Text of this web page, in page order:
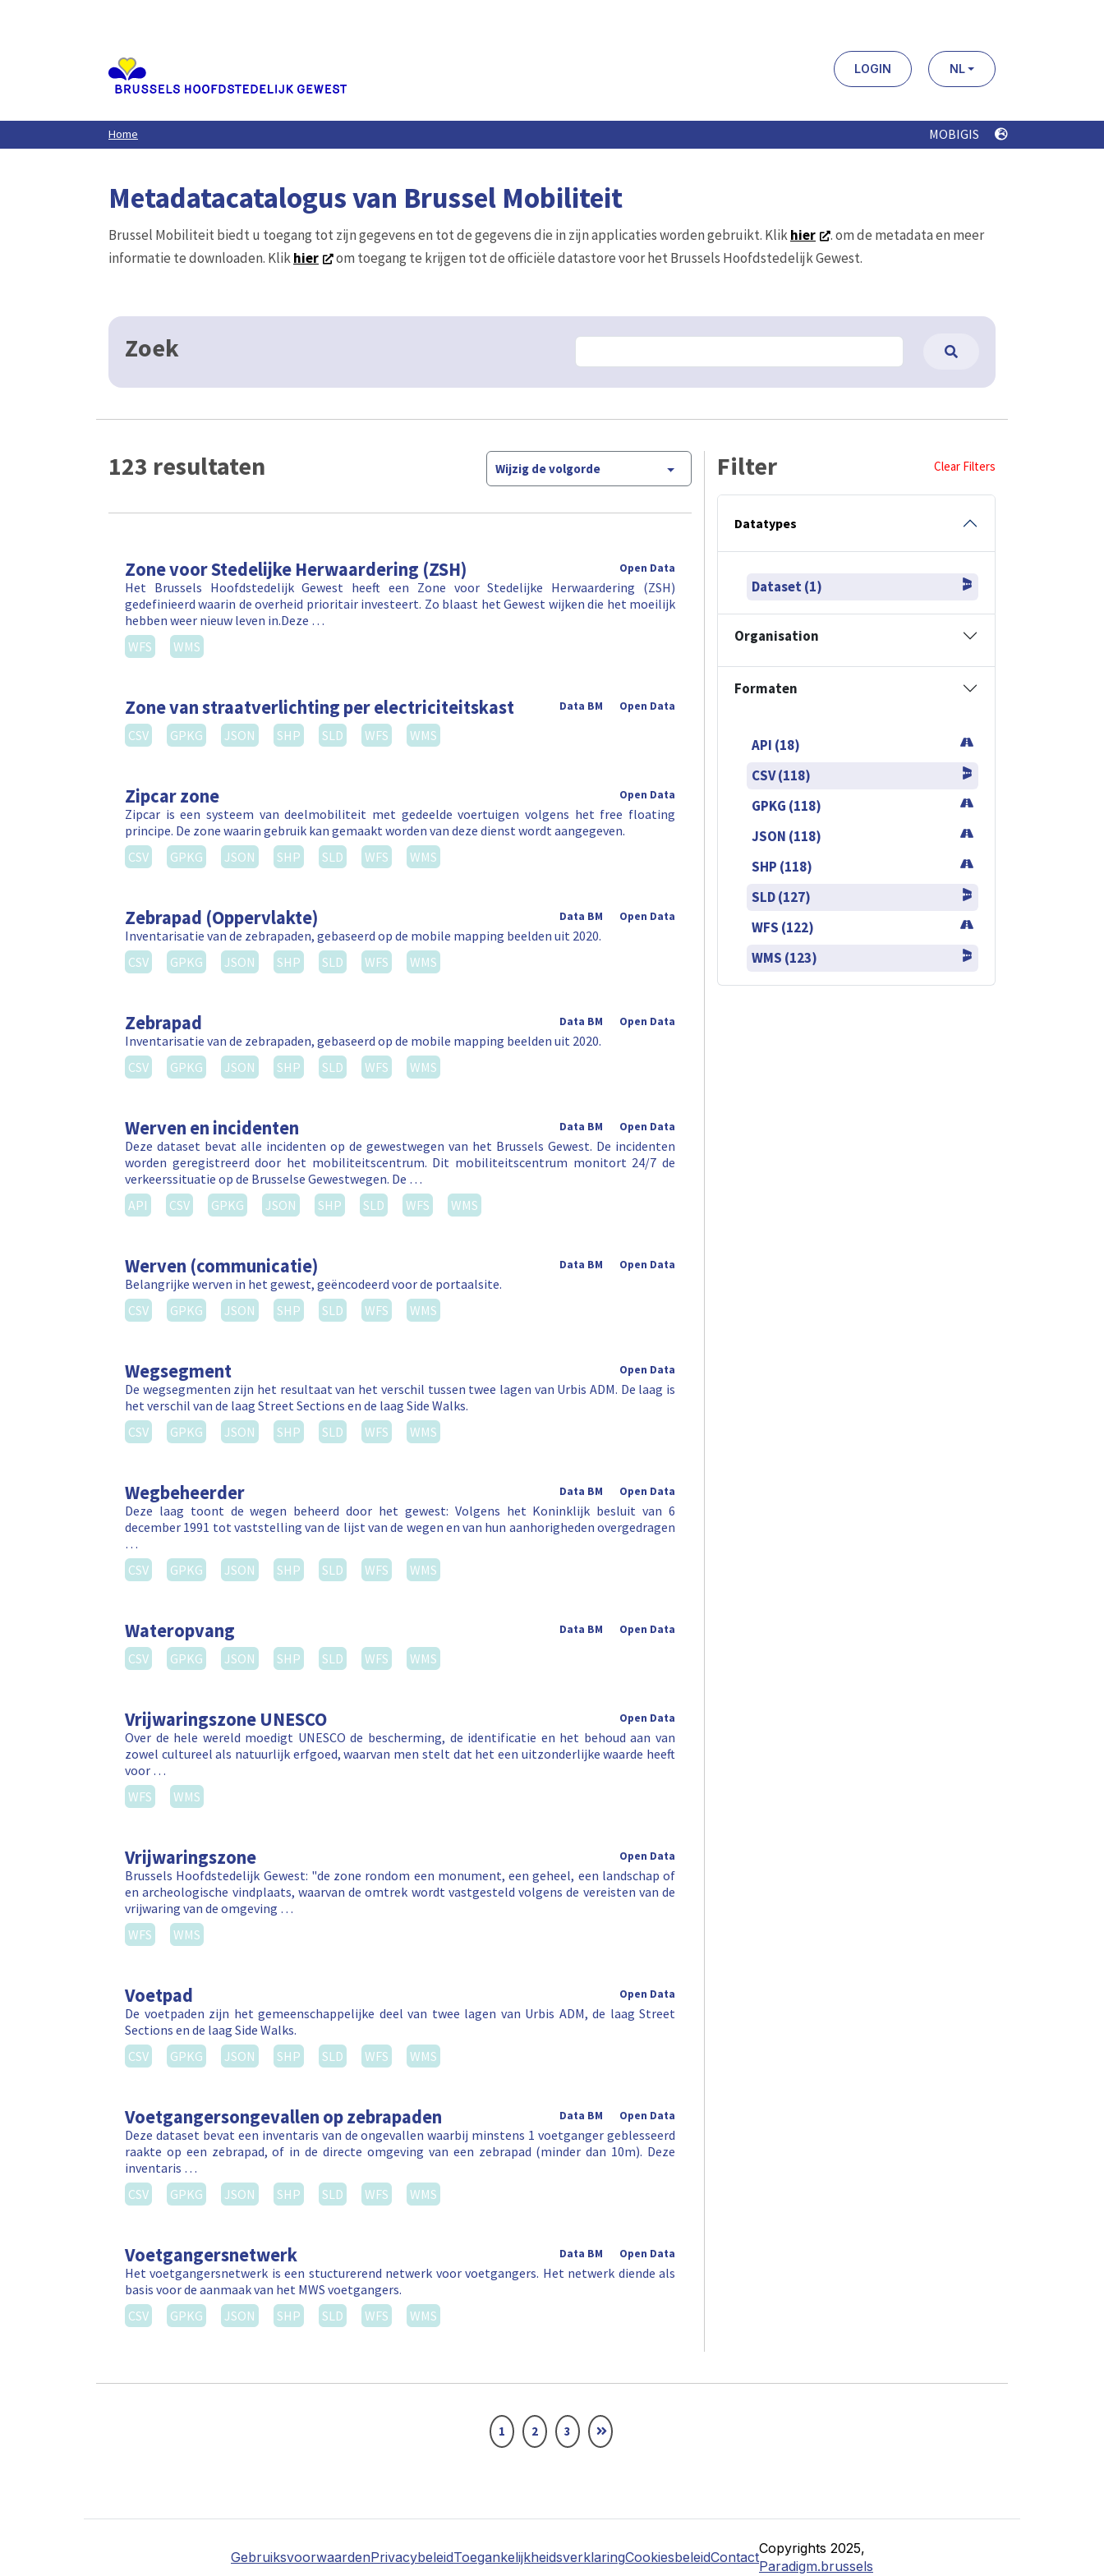
LOGIN NL
Home MOBIGIS
Metadatacatalogus van Brussel Mobiliteit
Brussel Mobiliteit biedt u toegang tot zijn gegevens en tot de gegevens die in zijn applicaties worden gebruikt. Klikhier
. om de metadata en meer
informatie te downloaden. Klikhier om toegang te krijgen tot de officiële datastore voor het Brussels Hoofdstedelijk Gewest.
Zoek
123 resultaten Wijzig de volgorde
Zone voor Stedelijke Herwaardering (ZSH) Open Data
Het Brussels Hoofdstedelijk Gewest heeft een Zone voor Stedelijke Herwaardering (ZSH)
gedefinieerd waarin de overheid prioritair investeert. Zo blaast het Gewest wijken die het moeilijk
hebben weer nieuw leven in.Deze …
WFS
WMS
Zone van straatverlichting per electriciteitskast Open Data
Data BM
CSV GPKG JSON SHP SLD WFS WMS
Zipcar zone Open Data
Zipcar is een systeem van deelmobiliteit met gedeelde voertuigen volgens het free floating
principe. De zone waarin gebruik kan gemaakt worden van deze dienst wordt aangegeven.
CSV
GPKG JSON SHP SLD WFS WMS
Zebrapad (Oppervlakte) Open Data
Data BM
Inventarisatie van de zebrapaden, gebaseerd op de mobile mapping beelden uit 2020.
CSV
GPKG JSON SHP SLD WFS WMS
Zebrapad Open Data
Data BM
Inventarisatie van de zebrapaden, gebaseerd op de mobile mapping beelden uit 2020.
CSV
GPKG JSON SHP SLD WFS WMS
Werven en incidenten Open Data
Data BM
Deze dataset bevat alle incidenten op de gewestwegen van het Brussels Gewest. De incidenten
worden geregistreerd door het mobiliteitscentrum. Dit mobiliteitscentrum monitort 24/7 de
verkeerssituatie op de Brusselse Gewestwegen. De …
API
CSV GPKG JSON SHP SLD WFS WMS
Werven (communicatie) Open Data
Data BM
Belangrijke werven in het gewest, geëncodeerd voor de portaalsite.
CSV
GPKG JSON SHP SLD WFS WMS
Wegsegment Open Data
De wegsegmenten zijn het resultaat van het verschil tussen twee lagen van Urbis ADM. De laag is
het verschil van de laag Street Sections en de laag Side Walks.
CSV
GPKG JSON SHP SLD WFS WMS
Wegbeheerder Open Data
Data BM
Deze laag toont de wegen beheerd door het gewest: Volgens het Koninklijk besluit van 6
december 1991 tot vaststelling van de lijst van de wegen en van hun aanhorigheden overgedragen
…
CSV
GPKG JSON SHP SLD WFS WMS
Wateropvang Open Data
Data BM
CSV GPKG JSON SHP SLD WFS WMS
Vrijwaringszone UNESCO Open Data
Over de hele wereld moedigt UNESCO de bescherming, de identificatie en het behoud aan van
zowel cultureel als natuurlijk erfgoed, waarvan men stelt dat het een uitzonderlijke waarde heeft
voor …
WFS
WMS
Vrijwaringszone Open Data
Brussels Hoofdstedelijk Gewest: "de zone rondom een monument, een geheel, een landschap of
en archeologische vindplaats, waarvan de omtrek wordt vastgesteld volgens de vereisten van de
vrijwaring van de omgeving …
WFS
WMS
Voetpad Open Data
De voetpaden zijn het gemeenschappelijke deel van twee lagen van Urbis ADM, de laag Street
Sections en de laag Side Walks.
CSV
GPKG JSON SHP SLD WFS WMS
Voetgangersongevallen op zebrapaden Open Data
Data BM
Deze dataset bevat een inventaris van de ongevallen waarbij minstens 1 voetganger geblesseerd
raakte op een zebrapad, of in de directe omgeving van een zebrapad (minder dan 10m). Deze
inventaris …
CSV
GPKG JSON SHP SLD WFS WMS
Voetgangersnetwerk Open Data
Data BM
Het voetgangersnetwerk is een stucturerend netwerk voor voetgangers. Het netwerk diende als
basis voor de aanmaak van het MWS voetgangers.
CSV
GPKG JSON SHP SLD WFS WMS
Filter Clear Filters
Datatypes
Dataset (1)
Organisation
Formaten
API (18)
CSV (118)
GPKG (118)
JSON (118)
SHP (118)
SLD (127)
WFS (122)
WMS (123)
1 2 3
GebruiksvoorwaardenPrivacybeleidToegankelijkheidsverklaringCookiesbeleidContact
Copyrights 2025,
Paradigm.brussels